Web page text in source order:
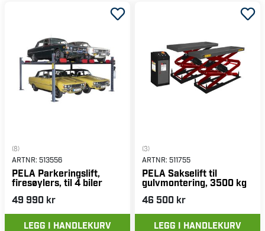
(8)
ARTNR: 513556
PELA Parkeringslift,
firesøylers, til 4 biler
49 990 kr
LEGG I HANDLEKURV
(3)
ARTNR: 511755
PELA Sakselift til
gulvmontering, 3500 kg
46 500 kr
LEGG I HANDLEKURV